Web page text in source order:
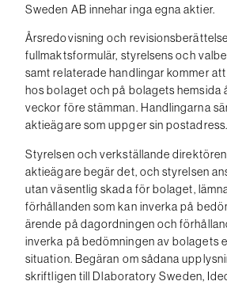
Sweden AB innehar inga egna aktier.
Årsredovisning och
fullmaktsformulär, styrelsens och
samt relaterade handlingar kommer
hos bolaget och på bolagets hemsida
veckor före stämman. Handlingarna
aktieägare som uppger sin postadress.
Styrelsen och verkställande
aktieägare begär det, och styrelsen
utan väsentlig skada för bolaget,
förhållanden som kan inverka på
ärende på dagordningen och
inverka på bedömningen av bolagets
situation. Begäran om sådana
skriftligen till Dlaboratory Sweden,